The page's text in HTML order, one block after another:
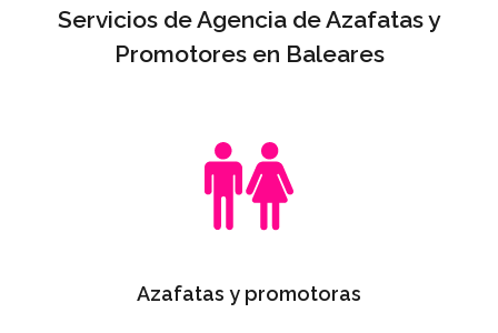
Servicios de Agencia de Azafatas y
Promotores en Baleares
Azafatas y promotoras